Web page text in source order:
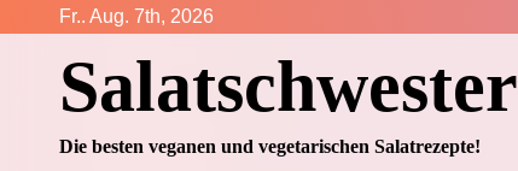
springen
Fr.. Aug. 7th, 2026
Salatschwester
Die besten veganen und vegetarischen Salatrezepte!